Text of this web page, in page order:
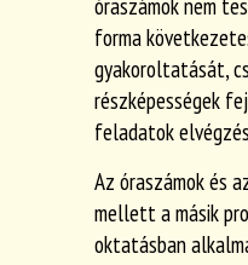
óraszámok nem
forma
gyakoroltatását,
részképességek
feladatok
Az óraszámok és
mellett a másik
oktatásban